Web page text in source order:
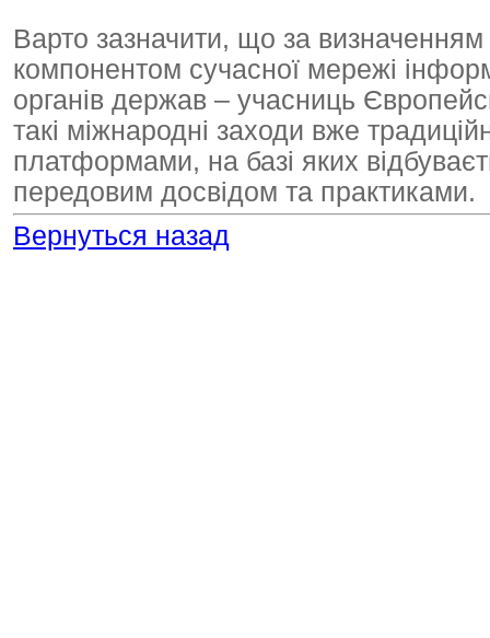
Варто зазначити, що за
компонентом сучасної мережі
органів держав – учасниць
такі міжнародні заходи вже
платформами, на базі яких
передовим досвідом та практиками.
Вернуться назад